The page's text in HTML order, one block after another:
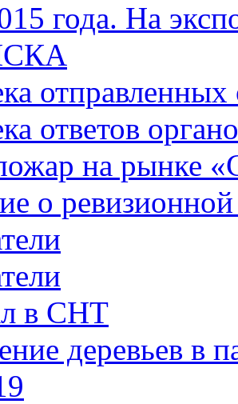
года. На
ответов
на рынке
о
в СНТ
деревьев в